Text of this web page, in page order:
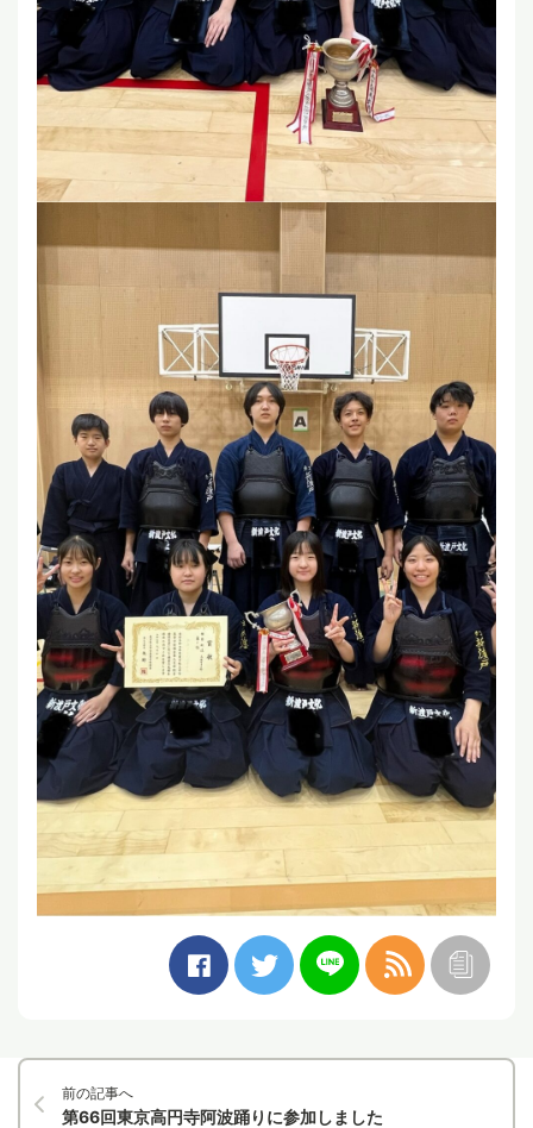
前の記事へ
第66回東京高円寺阿波踊りに参加しました